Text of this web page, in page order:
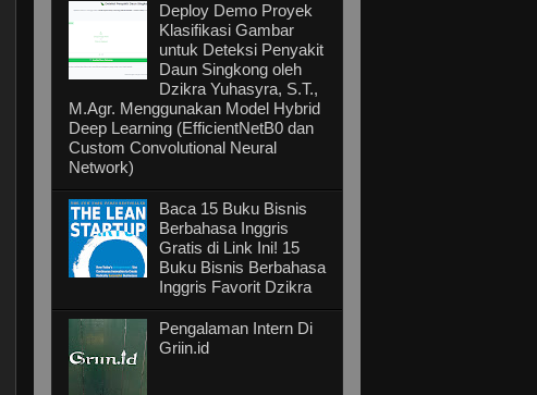
Deploy Demo Proyek
Klasifikasi Gambar
untuk Deteksi Penyakit
Daun Singkong oleh
Dzikra Yuhasyra, S.T.,
M.Agr. Menggunakan Model Hybrid
Deep Learning (EfficientNetB0 dan
Custom Convolutional Neural
Network)
Baca 15 Buku Bisnis
Berbahasa Inggris
Gratis di Link Ini! 15
Buku Bisnis Berbahasa
Inggris Favorit Dzikra
Pengalaman Intern Di
Griin.id